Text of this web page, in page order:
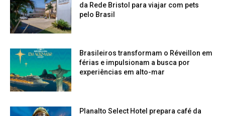
da Rede Bristol para viajar com pets
pelo Brasil
Brasileiros transformam o Réveillon em
férias e impulsionam a busca por
experiências em alto-mar
Planalto Select Hotel prepara café da